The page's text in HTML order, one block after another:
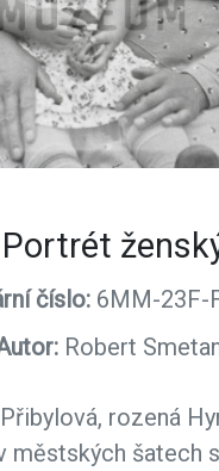
Portrét
číslo: 6MM-23F-
Robert
rozená
městských šatech